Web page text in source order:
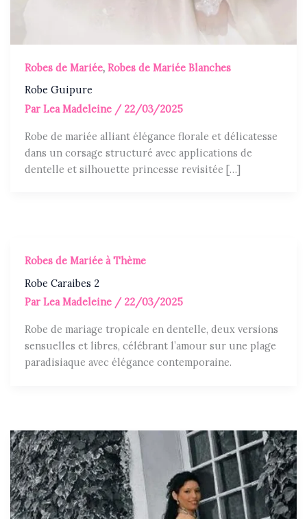
Robes de Mariée,Robes de Mariée Blanches
Robe Guipure
ParLea Madeleine / 22/03/2025
Robe de mariée alliant élégance florale et délicatesse
dans un corsage structuré avec applications de
dentelle et silhouette princesse revisitée […]
Robes de Mariée à Thème
Robe Caraibes 2
ParLea Madeleine / 22/03/2025
Robe de mariage tropicale en dentelle, deux versions
sensuelles et libres, célébrant l’amour sur une plage
paradisiaque avec élégance contemporaine.